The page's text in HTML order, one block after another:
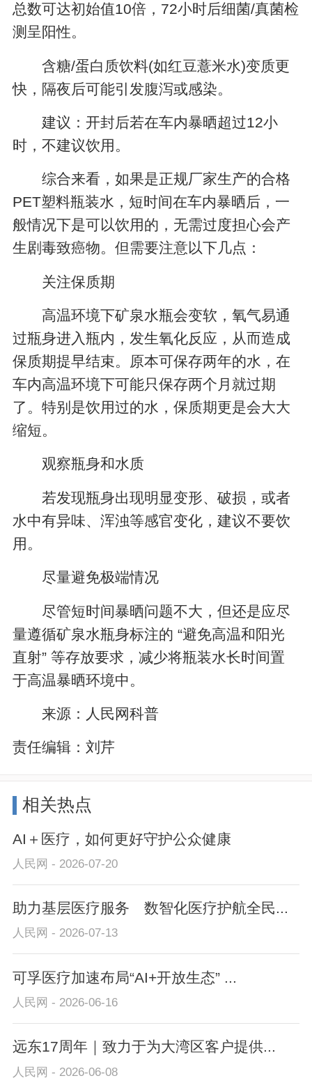
总数可达初始值10倍，72小时后细菌/真菌检
测呈阳性。
含糖/蛋白质饮料(如红豆薏米水)变质更
快，隔夜后可能引发腹泻或感染。
建议：开封后若在车内暴晒超过12小
时，不建议饮用。
综合来看，如果是正规厂家生产的合格
PET塑料瓶装水，短时间在车内暴晒后，一
般情况下是可以饮用的，无需过度担心会产
生剧毒致癌物。但需要注意以下几点：
关注保质期
高温环境下矿泉水瓶会变软，氧气易通
过瓶身进入瓶内，发生氧化反应，从而造成
保质期提早结束。原本可保存两年的水，在
车内高温环境下可能只保存两个月就过期
了。特别是饮用过的水，保质期更是会大大
缩短。
观察瓶身和水质
若发现瓶身出现明显变形、破损，或者
水中有异味、浑浊等感官变化，建议不要饮
用。
尽量避免极端情况
尽管短时间暴晒问题不大，但还是应尽
量遵循矿泉水瓶身标注的 “避免高温和阳光
直射” 等存放要求，减少将瓶装水长时间置
于高温暴晒环境中。
来源：人民网科普
责任编辑：刘芹
相关热点
AI＋医疗，如何更好守护公众健康
人民网 - 2026-07-20
助力基层医疗服务 数智化医疗护航全民...
人民网 - 2026-07-13
可孚医疗加速布局“AI+开放生态” ...
人民网 - 2026-06-16
远东17周年｜致力于为大湾区客户提供...
人民网 - 2026-06-08